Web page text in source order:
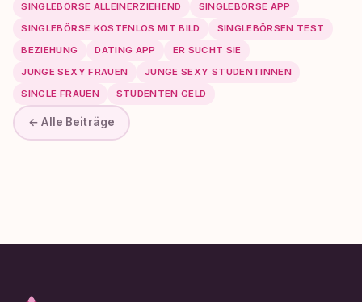
SINGLEBÖRSE ALLEINERZIEHEND
SINGLEBÖRSE APP
SINGLEBÖRSE KOSTENLOS MIT BILD
SINGLEBÖRSEN TEST
BEZIEHUNG
DATING APP
ER SUCHT SIE
JUNGE SEXY FRAUEN
JUNGE SEXY STUDENTINNEN
SINGLE FRAUEN
STUDENTEN GELD
← Alle Beiträge